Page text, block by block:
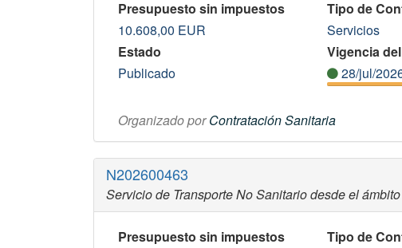
Presupuesto sin impuestos
10.608,00 EUR
Tipo de
Servicios
Estado
Publicado
Vigencia
28/jul/
Organizado por Contratación Sanitaria
N202600463
Servicio de Transporte No Sanitario desde el
Presupuesto sin impuestos
Tipo de